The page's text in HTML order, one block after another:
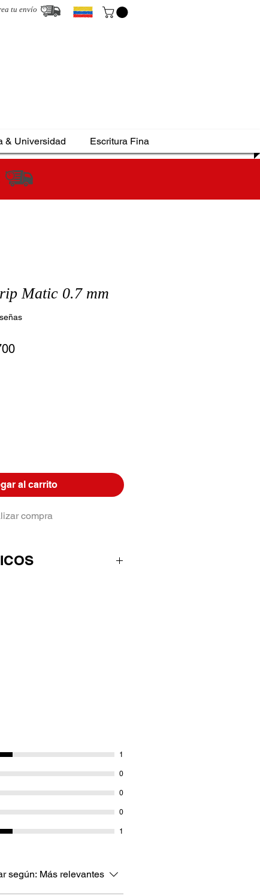
tu envío
& Universidad Escritura Fina
Matic 0.7 mm
es de 3.0 de 5 estrellas
Precio
al carrito
compra
1
0
0
0
1
según: Más relevantes